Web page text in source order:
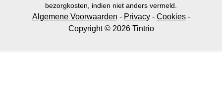
bezorgkosten, indien niet anders vermeld.
Algemene Voorwaarden - Privacy- Cookies-
Copyright © 2026 Tintrio